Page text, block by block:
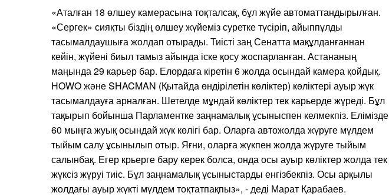
«Аталған 18 өлшеу камерасына тоқталсақ, бұл жүйе автоматтандырылған.
«Сергек» сияқты біздің өлшеу жүйеміз суретке түсіріп, айыппұлды
тасымалдаушыға жолдап отырады. Тиісті заң Сенатта мақұлданғаннан
кейін, жүйені биыл тамыз айында іске қосу жоспарланған. Астананың
маңында 29 карьер бар. Елордаға кіретін 6 жолда осындай камера қойдық.
HOWO және SHACMAN (Қытайда өндірілетін көліктер) көліктері ауыр жүк
тасымалдауға арналған. Шетелде мұндай көліктер тек карьерде жүреді. Бұл
тақырып бойынша Парламентке заңнамалық ұсыныспен келмекпіз. Елімізде
60 мыңға жуық осындай жүк көлігі бар. Оларға автожолда жүруге мүлдем
тыйым салу ұсынылып отыр. Яғни, оларға жүкпен жолда жүруге тыйым
салынбақ. Егер крьерге бару керек болса, онда осы ауыр көліктер жолда тек
жүксіз жүруі тиіс. Бұл заңнамалық ұсыныстарды енгізбекпіз. Осы арқылы
жолдағы ауыр жүкті мүлдем тоқтатпақпыз», - деді Марат Қарабаев.